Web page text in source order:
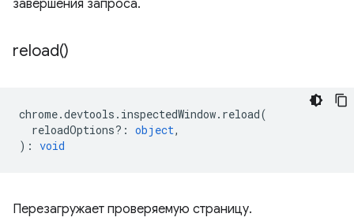
завершения запроса.
reload()
chrome.devtools . inspectedWindow. reload(
reloadOptions? : object,
) : void
Перезагружает проверяемую страницу.